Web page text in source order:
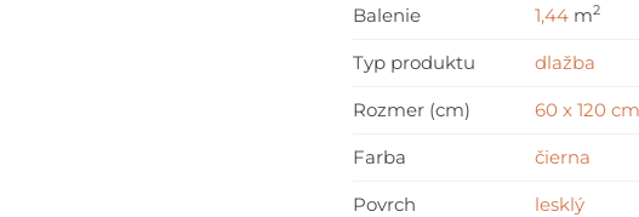
Balenie 1,44 m2
Typ produktu dlažba
Rozmer (cm) 60 x 120 cm
Farba čierna
Povrch lesklý